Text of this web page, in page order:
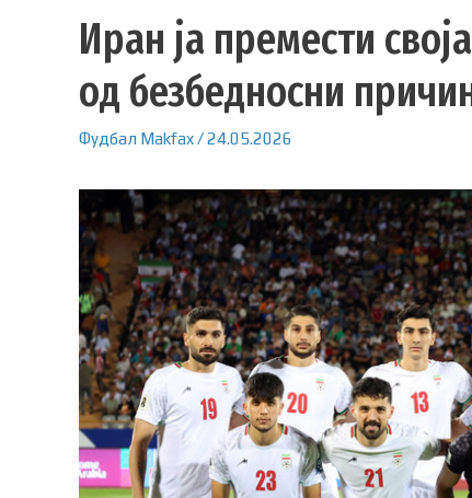
Иран ја премести
од безбедносни
Фудбал Makfax/24.05.2026